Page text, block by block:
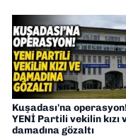
Kuşadası'na
YENİ Partili vekilin kızı
damadına gözaltı